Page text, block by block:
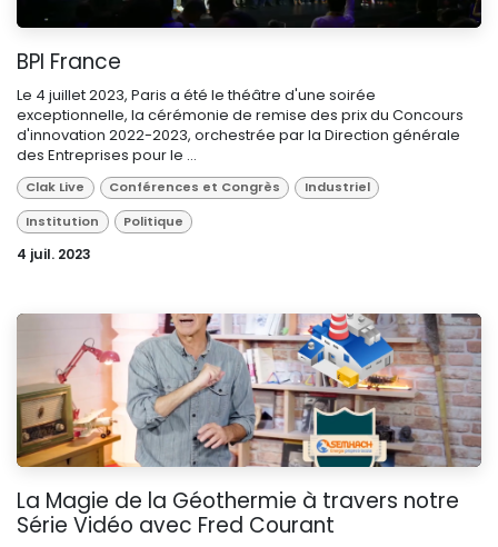
BPI France
Le 4 juillet 2023, Paris a été le théâtre d'une soirée
exceptionnelle, la cérémonie de remise des prix du Concours
d'innovation 2022-2023, orchestrée par la Direction générale
des Entreprises pour le ...
Clak Live Conférences et Congrès
Industriel
Institution
Politique
4 juil. 2023
La Magie de la Géothermie à travers notre
Série Vidéo avec Fred Courant